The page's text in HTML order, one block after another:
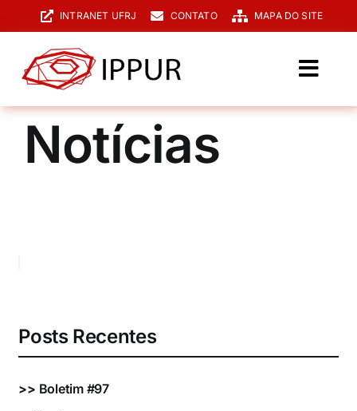
para
conteúdo
INTRANET UFRJ CONTATO MAPA DO SITE
O IPPUR
Graduação
Eventos e Certificados
Notícias
Posts Recentes
>> Boletim #97